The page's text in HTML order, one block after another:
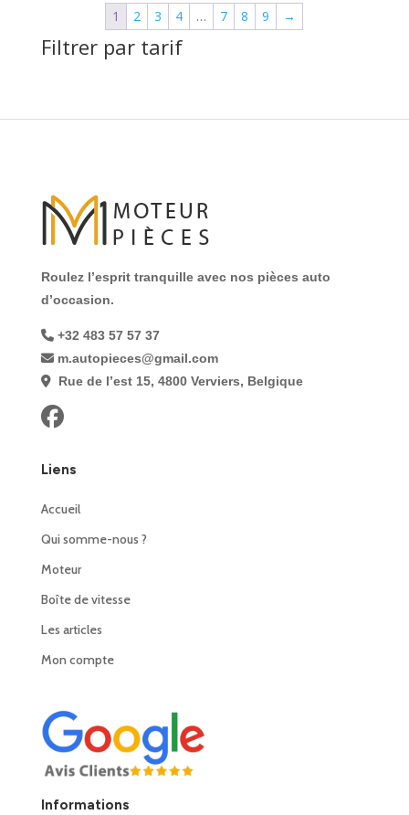
1 2 3 4 … 7 8 9 →
Filtrer par tarif
Roulez l’esprit tranquille avec nos pièces auto
d’occasion.
+32 483 57 57 37
m.autopieces@gmail.com
Rue de l’est 15, 4800 Verviers, Belgique
Liens
Accueil
Qui somme-nous ?
Moteur
Boîte de vitesse
Les articles
Mon compte
Informations